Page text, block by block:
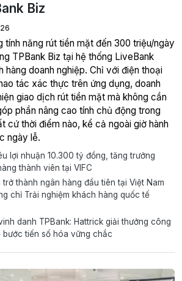
Biz
tính năng rút tiền mặt đến 300 triệu/ngày
TPBank Biz tại hệ thống LiveBank
hàng doanh nghiệp. Chỉ với điện thoại
tác xác thực trên ứng dụng, doanh
giao dịch rút tiền mặt mà không cần
phần nâng cao tính chủ động trong
cứ thời điểm nào, kể cả ngoài giờ hành
ngày lễ.
lợi nhuận 10.300 tỷ đồng, tăng trưởng
thành viên tại VIFC
thành ngân hàng đầu tiên tại Việt Nam
chỉ Trải nghiệm khách hàng quốc tế
danh TPBank: Hattrick giải thưởng công
tiến số hóa vững chắc